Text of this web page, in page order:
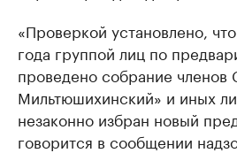
«Проверкой установлено,
года группой лиц по
проведено собрание членов
Мильтюшихинский» и иных
незаконно избран новый
говорится в сообщении